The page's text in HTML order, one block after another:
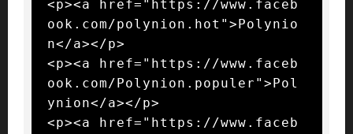
<p><a href="https://www.faceb
ook.com/polynion.hot">Polynio
n</a></p>
<p><a href="https://www.faceb
ook.com/Polynion.populer">Pol
ynion</a></p>
<p><a href="https://www.faceb